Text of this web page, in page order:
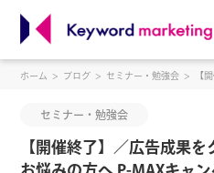
ホーム ブログ セミナー・勉強会 【開催終了
セミナー・勉強会
【開催終了】／広告成果
お悩みの方へ P-MAXキャ